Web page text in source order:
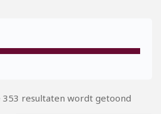
353 resultaten wordt getoond